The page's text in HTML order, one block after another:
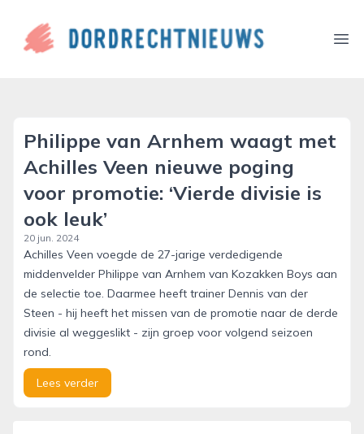
dordrechtnieuws.nl
Philippe van Arnhem waagt met
Achilles Veen nieuwe poging
voor promotie: ‘Vierde divisie is
ook leuk’
20 jun. 2024
Achilles Veen voegde de 27-jarige verdedigende
middenvelder Philippe van Arnhem van Kozakken Boys aan
de selectie toe. Daarmee heeft trainer Dennis van der
Steen - hij heeft het missen van de promotie naar de derde
divisie al weggeslikt - zijn groep voor volgend seizoen
rond.
Lees verder